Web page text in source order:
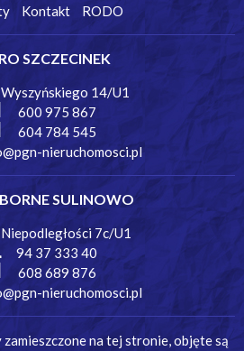
Kontakt RODO
SZCZECINEK
14/U1
600 975 867
604 784 545
nieruchomosci.pl
SULINOWO
7c/U1
94 37 333 40
608 689 876
nieruchomosci.pl
na tej stronie, objęte są